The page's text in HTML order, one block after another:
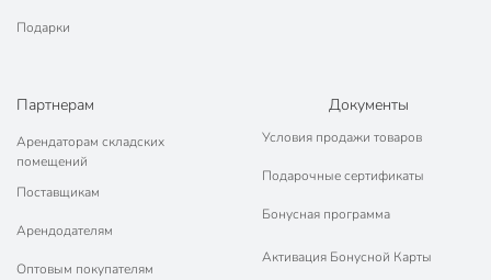
Подарки
Партнерам
Арендаторам складских
помещений
Поставщикам
Арендодателям
Оптовым покупателям
Документы
Условия продажи товаров
Подарочные сертификаты
Бонусная программа
Активация Бонусной Карты